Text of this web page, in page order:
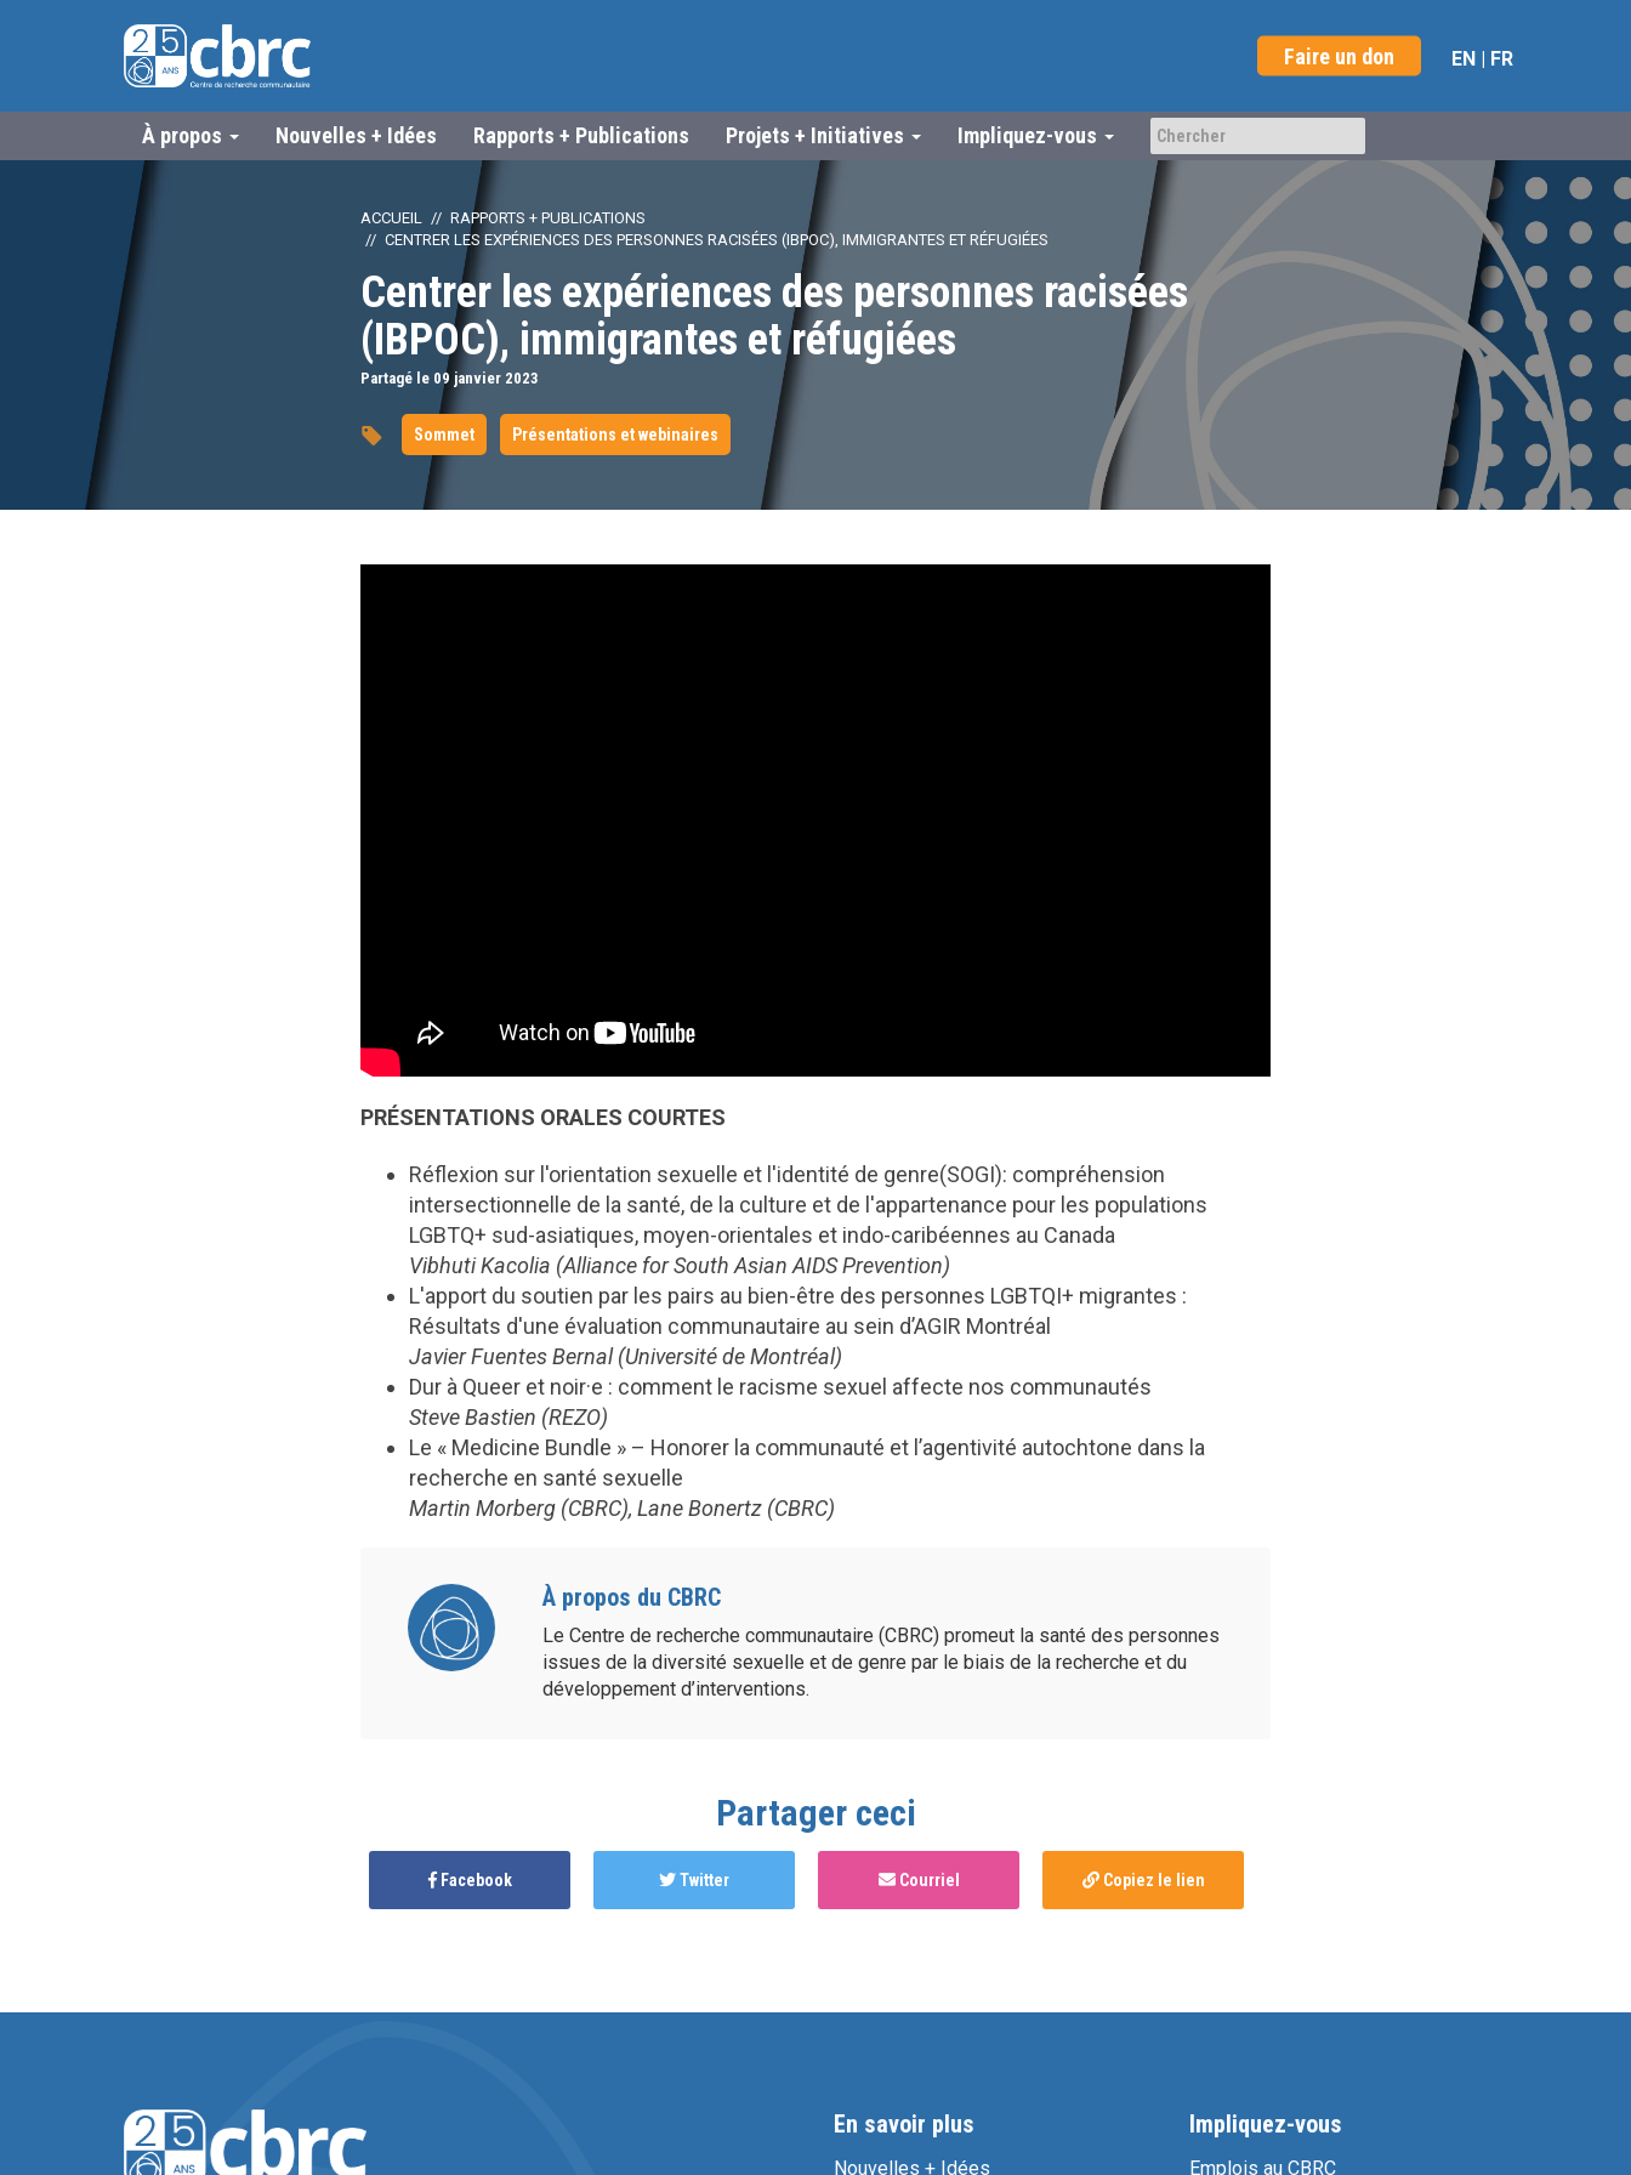
Faire un don EN | FR
À propos Nouvelles + Idées Rapports + Publications Projets + Initiatives Impliquez-vous
ACCUEIL
RAPPORTS + PUBLICATIONS
CENTRER LES EXPÉRIENCES DES PERSONNES RACISÉES (IBPOC), IMMIGRANTES ET RÉFUGIÉES
Centrer les expériences des personnes racisées
(IBPOC), immigrantes et réfugiées
Partagé le 09 janvier 2023
Sommet Présentations et webinaires
PRÉSENTATIONS ORALES COURTES
Réflexion sur l'orientation sexuelle et l'identité de genre(SOGI): compréhension
intersectionnelle de la santé, de la culture et de l'appartenance pour les populations
LGBTQ+ sud-asiatiques, moyen-orientales et indo-caribéennes au Canada
Vibhuti Kacolia (Alliance for South Asian AIDS Prevention)
L'apport du soutien par les pairs au bien-être des personnes LGBTQI+ migrantes :
Résultats d'une évaluation communautaire au sein d’AGIR Montréal
Javier Fuentes Bernal (Université de Montréal)
Dur à Queer et noir·e : comment le racisme sexuel affecte nos communautés
Steve Bastien (REZO)
Le « Medicine Bundle » – Honorer la communauté et l’agentivité autochtone dans la
recherche en santé sexuelle
Martin Morberg (CBRC), Lane Bonertz (CBRC)
À propos du CBRC
Le Centre de recherche communautaire (CBRC) promeut la santé des personnes
issues de la diversité sexuelle et de genre par le biais de la recherche et du
développement d’interventions.
Partager ceci
Facebook Twitter Courriel Copiez le lien
En savoir plus
Nouvelles + Idées
Impliquez-vous
Emplois au CBRC